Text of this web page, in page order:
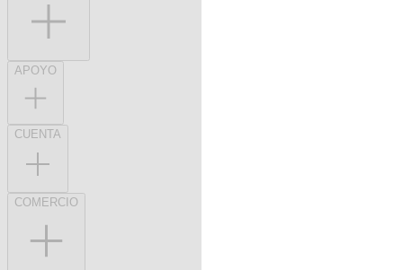
APOYO
CUENTA
COMERCIO